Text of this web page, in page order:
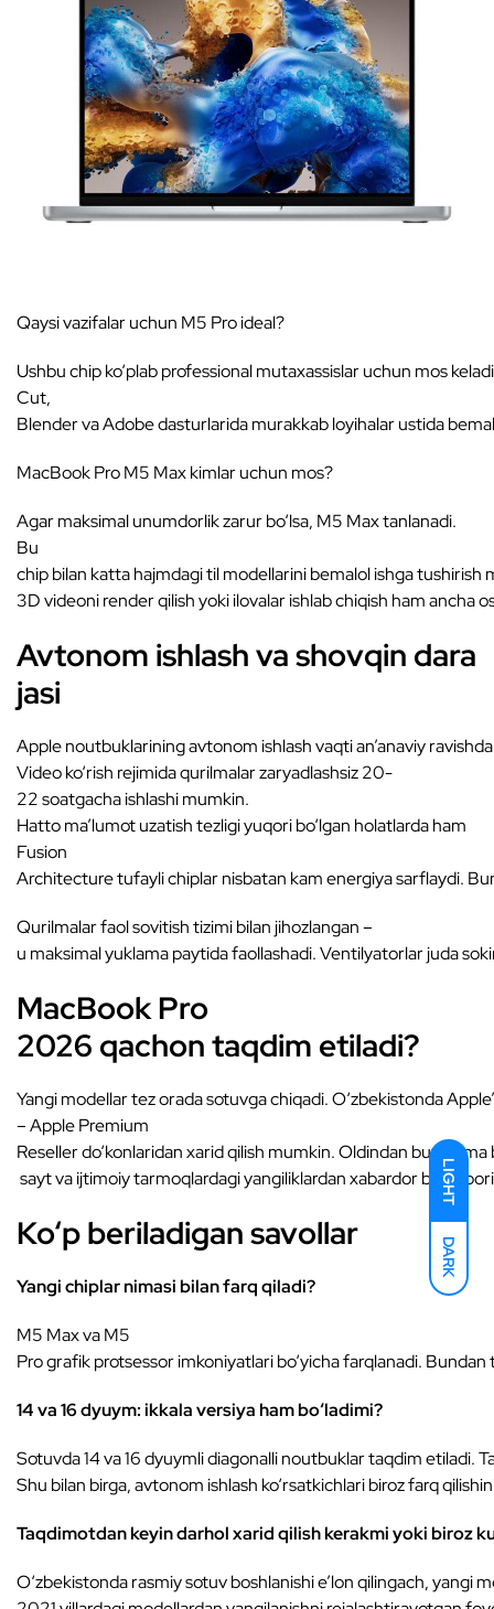
LIGHT
DARK
Qaysi vazifalar uchun M5 Pro ideal?
Ushbu chip ko‘plab professional mutaxassislar uchun mos
Cut,
Blender va Adobe dasturlarida murakkab loyihalar ustida
MacBook Pro M5 Max kimlar uchun mos?
Agar maksimal unumdorlik zarur bo‘lsa, M5 Max tanlanadi.
Bu
chip bilan katta hajmdagi til modellarini bemalol ishga tushirish
3D videoni render qilish yoki ilovalar ishlab chiqish ham ancha
Avtonom ishlash va shovqin dara
jasi
Apple noutbuklarining avtonom ishlash vaqti an’anaviy
Video ko‘rish rejimida qurilmalar zaryadlashsiz 20-
22 soatgacha ishlashi mumkin.
Hatto ma’lumot uzatish tezligi yuqori bo‘lgan holatlarda ham
Fusion
Architecture tufayli chiplar nisbatan kam energiya sarflaydi.
Qurilmalar faol sovitish tizimi bilan jihozlangan –
u maksimal yuklama paytida faollashadi. Ventilyatorlar juda
MacBook Pro
2026 qachon taqdim etiladi?
Yangi modellar tez orada sotuvga chiqadi. O‘zbekistonda
– Apple Premium
Reseller do‘konlaridan xarid qilish mumkin. Oldindan
sayt va ijtimoiy tarmoqlardagi yangiliklardan xabardor bo‘lib
Ko‘p beriladigan savollar
Yangi chiplar nimasi bilan farq qiladi?
M5 Max va M5
Pro grafik protsessor imkoniyatlari bo‘yicha farqlanadi.
14 va 16 dyuym: ikkala versiya ham bo‘ladimi?
Sotuvda 14 va 16 dyuymli diagonalli noutbuklar taqdim etiladi.
Shu bilan birga, avtonom ishlash ko‘rsatkichlari biroz farq
Taqdimotdan keyin darhol xarid qilish kerakmi yoki biroz
O‘zbekistonda rasmiy sotuv boshlanishi e’lon qilingach, yangi